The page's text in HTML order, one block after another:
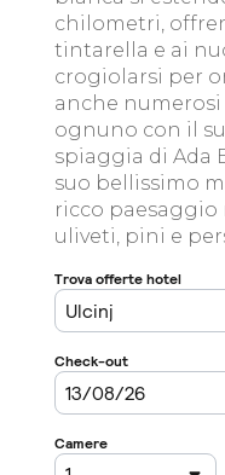
chilometri,
tintarella e ai
crogiolarsi per
anche
ognuno con il
spiaggia di Ada
suo bellissimo
ricco
uliveti, pini e